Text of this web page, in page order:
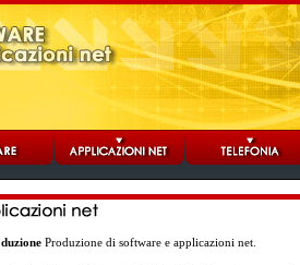
Produzione di software e applicazioni net.